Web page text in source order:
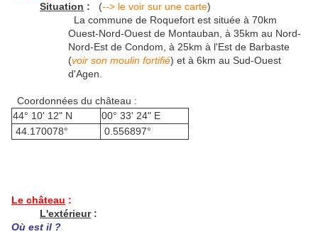
Situation : (--> le voir sur une carte)
La commune de Roquefort est située à 70km
Ouest-Nord-Ouest de Montauban, à 35km au Nord-
Nord-Est de Condom, à 25km à l'Est de Barbaste
(voir son moulin fortifié) et à 6km au Sud-Ouest
d'Agen.
Coordonnées du château :
44° 10' 12" N
00° 33' 24" E
44.170078°
0.556897°
Le château :
L'extérieur:
Où est il ?